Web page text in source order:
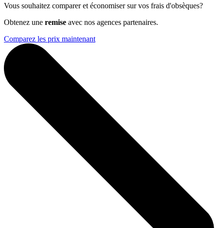
Vous souhaitez comparer et économiser sur vos frais d'obsèques?
Obtenez une remise avec nos agences partenaires.
Comparez les prix maintenant